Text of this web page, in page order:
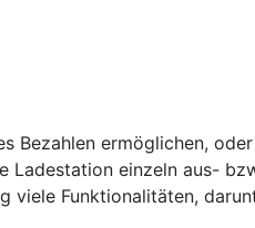
Bezahlen ermöglichen,
einzeln aus-
viele Funktionalitäten,